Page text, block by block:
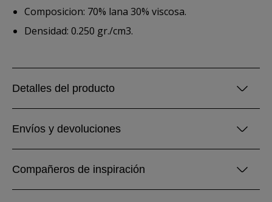
Composicion: 70% lana 30% viscosa.
Densidad: 0.250 gr./cm3.
Detalles del producto
Envíos y devoluciones
Compañeros de inspiración